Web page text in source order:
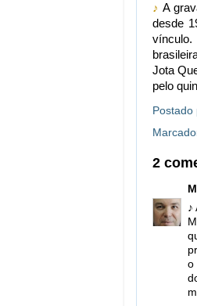
♪ A
desde
vínculo.
Jota
pelo
Postado
2
♪
o